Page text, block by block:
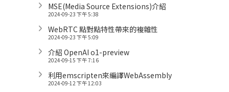
MSE(Media Source Extensions)介紹
2024-09-23 下午 5:38
WebRTC 點對點特性帶來的複雜性
2024-09-23 下午 5:09
介紹 OpenAI o1-preview
2024-09-15 下午 7:16
利用emscripten來編譯WebAssembly
2024-09-12 下午 12:03